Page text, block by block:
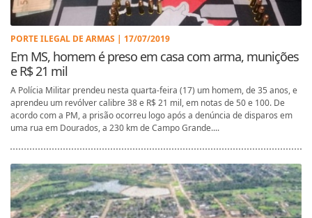
PORTE ILEGAL DE ARMAS | 17/07/2019
Em MS, homem é preso em casa com arma, munições
e R$ 21 mil
A Polícia Militar prendeu nesta quarta-feira (17) um homem, de 35 anos, e
aprendeu um revólver calibre 38 e R$ 21 mil, em notas de 50 e 100. De
acordo com a PM, a prisão ocorreu logo após a denúncia de disparos em
uma rua em Dourados, a 230 km de Campo Grande....